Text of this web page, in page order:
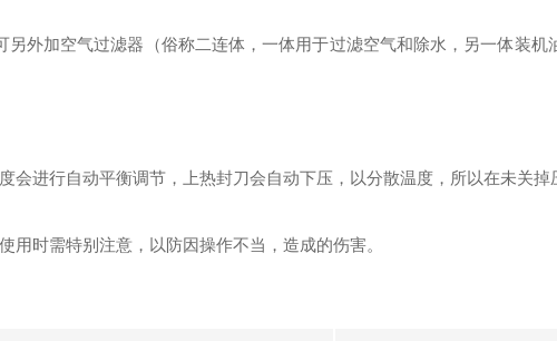
外加空气过滤器（俗称二连体，一体用于过滤空气和除水，另一体装
会进行自动平衡调节，上热封刀会自动下压，以分散温度，所以在未关
用时需特别注意，以防因操作不当，造成的伤害。